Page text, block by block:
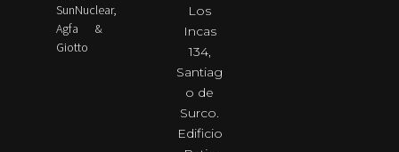
SunNuclear,
Agfa &
Giotto
Los
Incas
134,
Santiag
o de
Surco.
Edificio